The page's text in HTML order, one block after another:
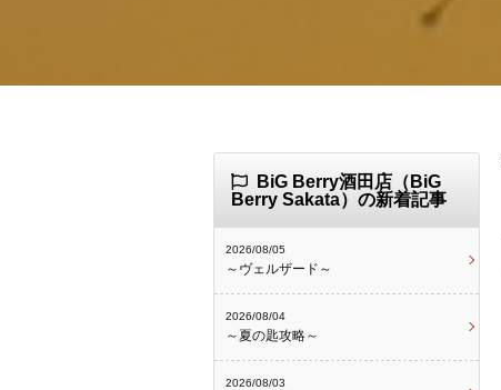
BiG Berry酒田店（BiG
Berry Sakata）の新着記事
2026/08/05
～ヴェルザード～
2026/08/04
～夏の匙攻略～
2026/08/03